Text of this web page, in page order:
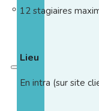
12 stagiaires
Lieu
En intra (sur site